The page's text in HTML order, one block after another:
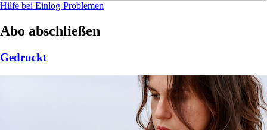
Hilfe bei Einlog-Problemen
Abo abschließen
Gedruckt